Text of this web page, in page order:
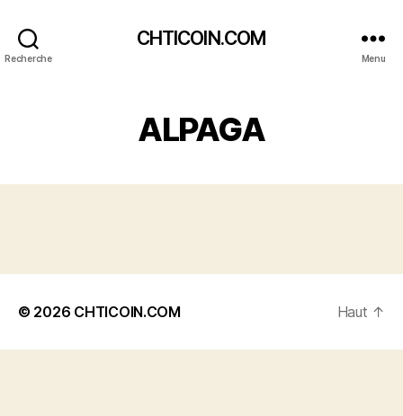
Recherche
CHTICOIN.COM
Menu
ALPAGA
© 2026 CHTICOIN.COM Haut ↑